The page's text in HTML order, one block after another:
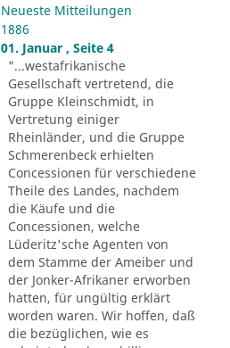
Neueste Mitteilungen
1886
01. Januar , Seite 4
"...westafrikanische
Gesellschaft vertretend, die
Gruppe Kleinschmidt, in
Vertretung einiger
Rheinländer, und die Gruppe
Schmerenbeck erhielten
Concessionen für verschiedene
Theile des Landes, nachdem
die Käufe und die
Concessionen, welche
Lüderitz'sche Agenten von
dem Stamme der Ameiber und
der Jonker-Afrikaner erworben
hatten, für ungültig erklärt
worden waren. Wir hoffen, daß
die bezüglichen, wie es